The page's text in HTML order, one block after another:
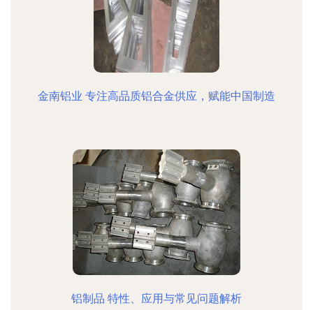
金南铝业 专注高品质铝合金供应，赋能中国制造
铝制品 特性、应用与常见问题解析